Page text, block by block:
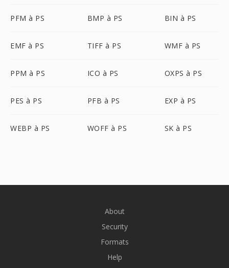
PFM à PS BMP à PS BIN à PS
EMF à PS TIFF à PS WMF à PS
PPM à PS ICO à PS OXPS à PS
PES à PS PFB à PS EXP à PS
WEBP à PS WOFF à PS SK à PS
About
Security
Formats
Help